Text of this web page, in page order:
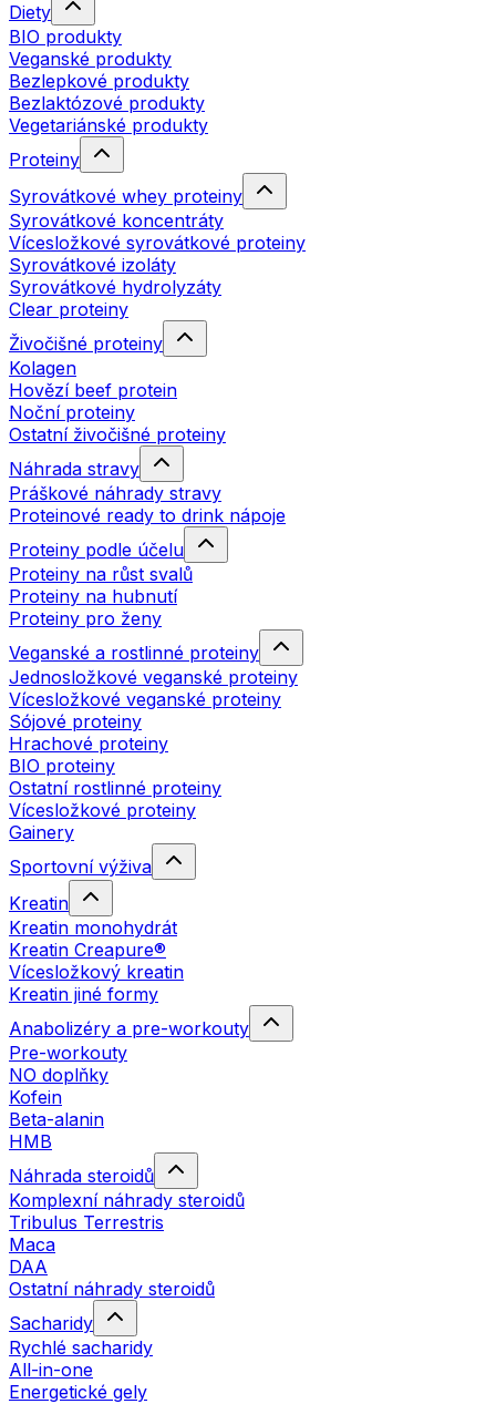
Diety
BIO produkty
Veganské produkty
Bezlepkové produkty
Bezlaktózové produkty
Vegetariánské produkty
Proteiny
Syrovátkové whey proteiny
Syrovátkové koncentráty
Vícesložkové syrovátkové proteiny
Syrovátkové izoláty
Syrovátkové hydrolyzáty
Clear proteiny
Živočišné proteiny
Kolagen
Hovězí beef protein
Noční proteiny
Ostatní živočišné proteiny
Náhrada stravy
Práškové náhrady stravy
Proteinové ready to drink nápoje
Proteiny podle účelu
Proteiny na růst svalů
Proteiny na hubnutí
Proteiny pro ženy
Veganské a rostlinné proteiny
Jednosložkové veganské proteiny
Vícesložkové veganské proteiny
Sójové proteiny
Hrachové proteiny
BIO proteiny
Ostatní rostlinné proteiny
Vícesložkové proteiny
Gainery
Sportovní výživa
Kreatin
Kreatin monohydrát
Kreatin Creapure®
Vícesložkový kreatin
Kreatin jiné formy
Anabolizéry a pre-workouty
Pre-workouty
NO doplňky
Kofein
Beta-alanin
HMB
Náhrada steroidů
Komplexní náhrady steroidů
Tribulus Terrestris
Maca
DAA
Ostatní náhrady steroidů
Sacharidy
Rychlé sacharidy
All-in-one
Energetické gely